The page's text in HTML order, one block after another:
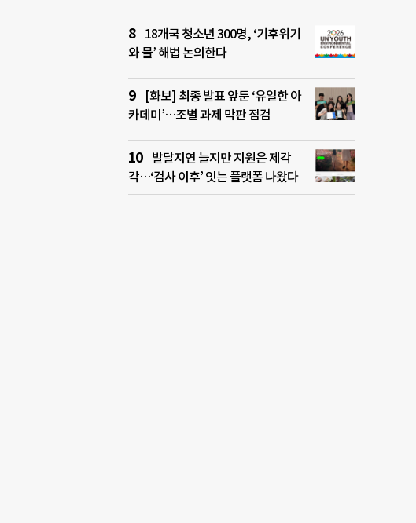
18개국 청소년 300명, ‘기후위기
와 물’ 해법 논의한다
[화보] 최종 발표 앞둔 ‘유일한 아
카데미’…조별 과제 막판 점검
발달지연 늘지만 지원은 제각
각…‘검사 이후’ 잇는 플랫폼 나왔다